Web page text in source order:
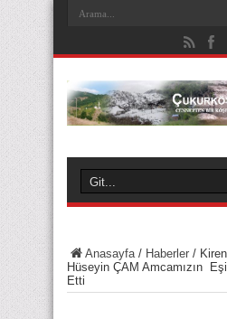
Anasayfa/ Haberler /
Hüseyin ÇAM Amcamızın
Etti